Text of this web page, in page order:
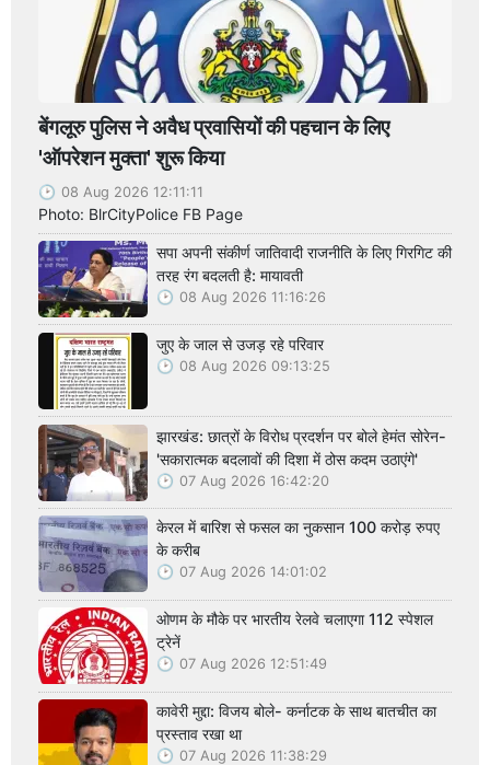
बेंगलूरु पुलिस ने अवैध प्रवासियों की पहचान के लिए
'ऑपरेशन मुक्ता' शुरू किया
08 Aug 2026 12:11:11
Photo: BlrCityPolice FB Page
सपा अपनी संकीर्ण जातिवादी राजनीति के लिए गिरगिट की
तरह रंग बदलती है: मायावती
08 Aug 2026 11:16:26
जुए के जाल से उजड़ रहे परिवार
08 Aug 2026 09:13:25
झारखंड: छात्रों के विरोध प्रदर्शन पर बोले हेमंत सोरेन-
'सकारात्मक बदलावों की दिशा में ठोस कदम उठाएंगे'
07 Aug 2026 16:42:20
केरल में बारिश से फसल का नुकसान 100 करोड़ रुपए
के करीब
07 Aug 2026 14:01:02
ओणम के मौके पर भारतीय रेलवे चलाएगा 112 स्पेशल
ट्रेनें
07 Aug 2026 12:51:49
कावेरी मुद्दा: विजय बोले- कर्नाटक के साथ बातचीत का
प्रस्ताव रखा था
07 Aug 2026 11:38:29